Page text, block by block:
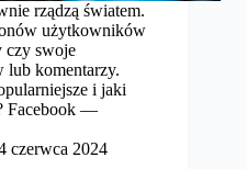
rządzą światem.
użytkowników
czy swoje
lub komentarzy.
i jaki
Facebook —
czerwca 2024